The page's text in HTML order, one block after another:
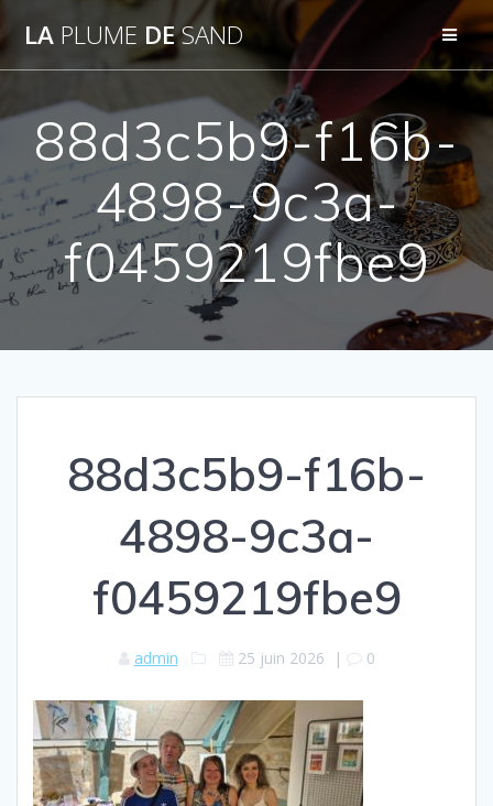
Passer
contenu
LA PLUME DESAND
88d3c5b9-f16b-
4898-9c3a-
f0459219fbe9
88d3c5b9-f16b-
4898-9c3a-
f0459219fbe9
admin 25 juin 2026 | 0